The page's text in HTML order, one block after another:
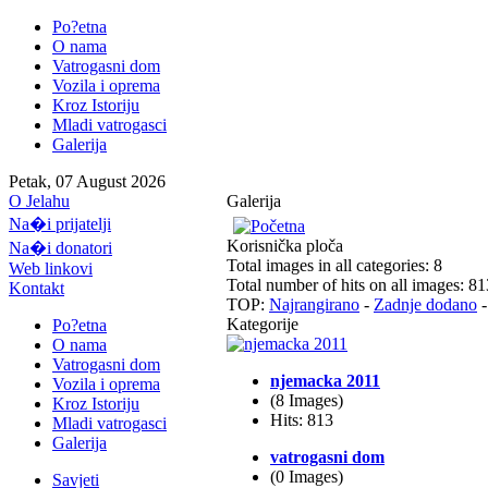
Po?etna
O nama
Vatrogasni dom
Vozila i oprema
Kroz Istoriju
Mladi vatrogasci
Galerija
Petak, 07 August 2026
Galerija
Korisnička ploča
Total images in all categories: 8
Total number of hits on all images:
TOP: Najrangirano - Zadnje dodano -
Kategorije
njemacka 2011
(8 Images)
Hits: 813
vatrogasni dom
(0 Images)
O Jelahu
Na�i prijatelji
Na�i donatori
Web linkovi
Kontakt
Po?etna
O nama
Vatrogasni dom
Vozila i oprema
Kroz Istoriju
Mladi vatrogasci
Galerija
Savjeti